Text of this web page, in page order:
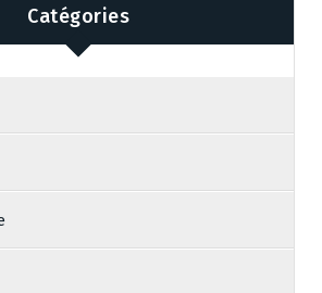
Catégories